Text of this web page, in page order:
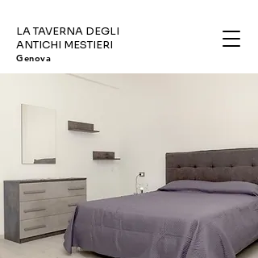
LA TAVERNA DEGLI
ANTICHI MESTIERI
Genova